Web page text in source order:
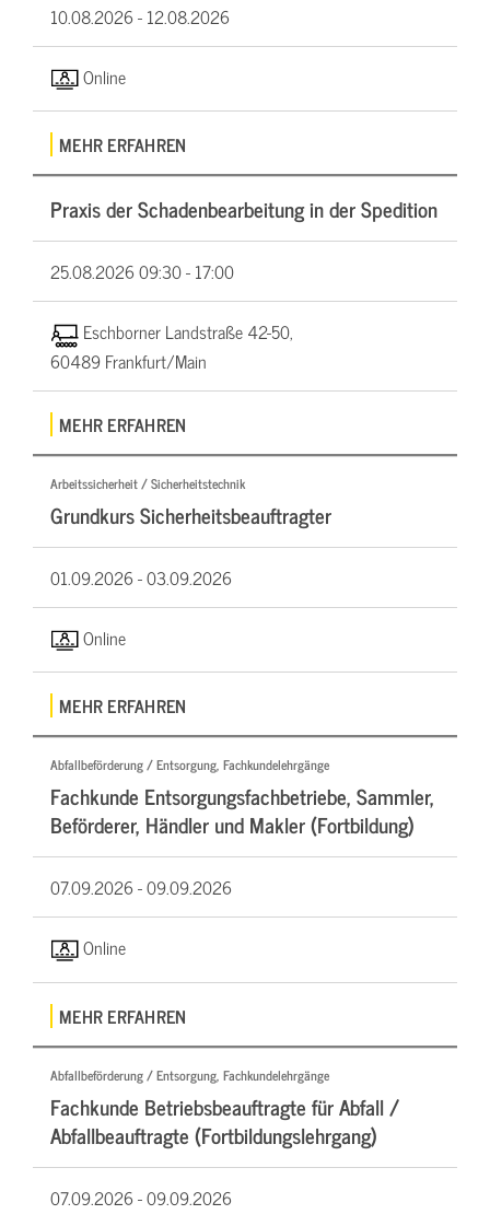
10.08.2026 -12.08.2026
Online
MEHR ERFAHREN
Praxis der Schadenbearbeitung in der Spedition
25.08.202609:30 - 17:00
Eschborner Landstraße 42-50,
60489 Frankfurt/Main
MEHR ERFAHREN
Arbeitssicherheit / Sicherheitstechnik
Grundkurs Sicherheitsbeauftragter
01.09.2026 -03.09.2026
Online
MEHR ERFAHREN
Abfallbeförderung / Entsorgung, Fachkundelehrgänge
Fachkunde Entsorgungsfachbetriebe, Sammler,
Beförderer, Händler und Makler (Fortbildung)
07.09.2026 -09.09.2026
Online
MEHR ERFAHREN
Abfallbeförderung / Entsorgung, Fachkundelehrgänge
Fachkunde Betriebsbeauftragte für Abfall /
Abfallbeauftragte (Fortbildungslehrgang)
07.09.2026 -09.09.2026